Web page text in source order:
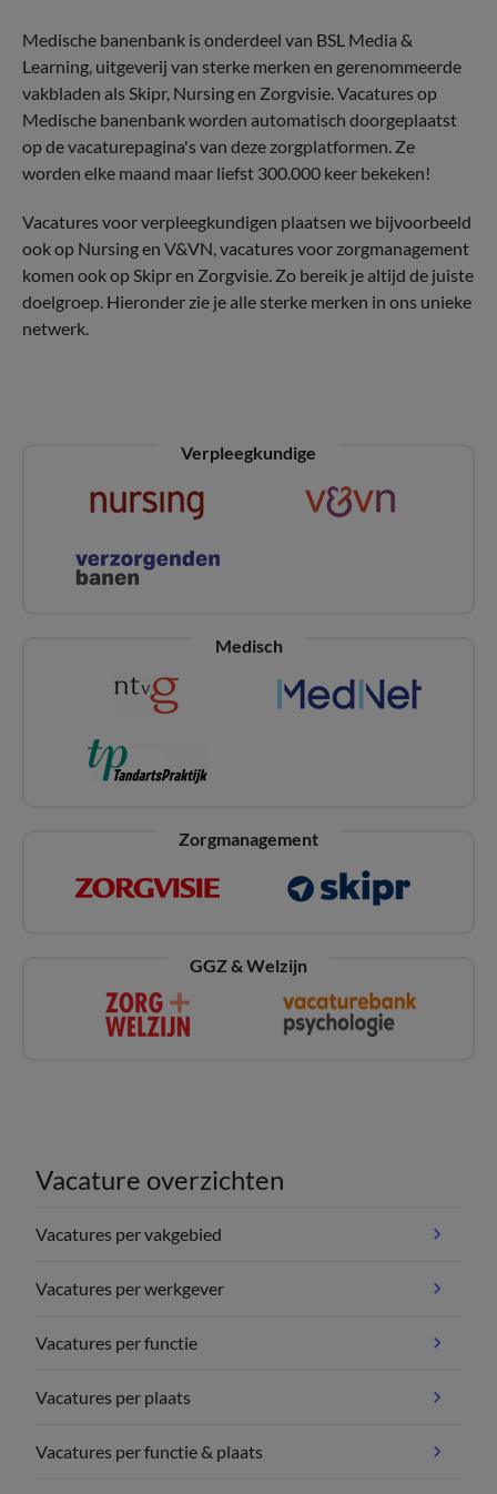
Medische banenbank is onderdeel van BSL Media &
Learning, uitgeverij van sterke merken en gerenommeerde
vakbladen als Skipr, Nursing en Zorgvisie. Vacatures op
Medische banenbank worden automatisch doorgeplaatst
op de vacaturepagina's van deze zorgplatformen. Ze
worden elke maand maar liefst 300.000 keer bekeken!
Vacatures voor verpleegkundigen plaatsen we bijvoorbeeld
ook op Nursing en V&VN, vacatures voor zorgmanagement
komen ook op Skipr en Zorgvisie. Zo bereik je altijd de juiste
doelgroep. Hieronder zie je alle sterke merken in ons unieke
netwerk.
Verpleegkundige
Medisch
Zorgmanagement
GGZ & Welzijn
Vacature overzichten
Vacatures per vakgebied
Vacatures per werkgever
Vacatures per functie
Vacatures per plaats
Vacatures per functie & plaats